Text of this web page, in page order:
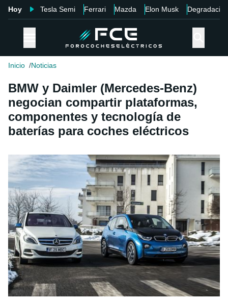
Hoy Tesla Semi Ferrari Mazda Elon Musk Degradación
Inicio Noticias
BMW y Daimler (Mercedes-Benz)
negocian compartir plataformas,
componentes y tecnología de
baterías para coches eléctricos